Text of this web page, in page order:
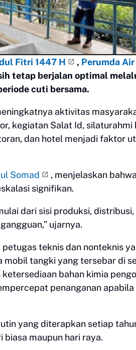
Fitri 1447 H , Perumda
tetap berjalan optimal
cuti bersama.
aktivitas
kegiatan Salat Id, silaturahmi
dan hotel menjadi faktor
Somad
, menjelaskan
signifikan.
dari sisi produksi, distribusi,
ujarnya.
teknis dan nonteknis
mobil tangki yang tersebar di
bahan kimia
penanganan
yang diterapkan setiap
maupun hari raya.